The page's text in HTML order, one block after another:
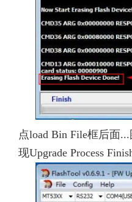
点load Bin File框后面
现Upgrade Process